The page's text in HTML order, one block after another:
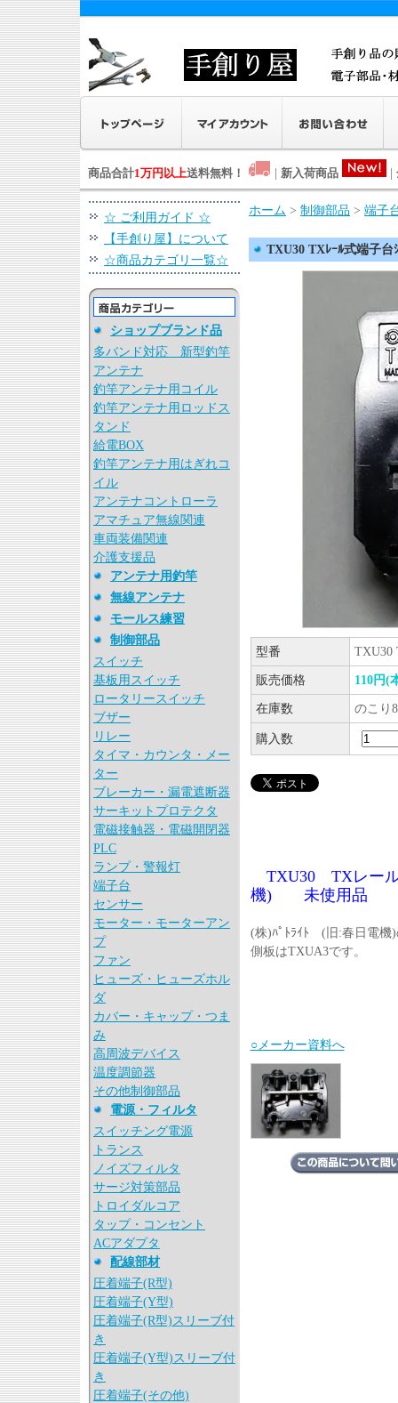
商品合計1万円以上送料無料！ 新入荷商品
☆ ご利用ガイド ☆
【手創り屋】について
☆商品カテゴリ一覧☆
ショップブランド品
多バンド対応 新型釣竿
アンテナ
釣竿アンテナ用コイル
釣竿アンテナ用ロッドス
タンド
給電BOX
釣竿アンテナ用はぎれコ
イル
アンテナコントローラ
アマチュア無線関連
車両装備関連
介護支援品
アンテナ用釣竿
無線アンテナ
モールス練習
制御部品
スイッチ
基板用スイッチ
ロータリースイッチ
ブザー
リレー
タイマ・カウンタ・メー
ター
ブレーカー・漏電遮断器
サーキットプロテクタ
電磁接触器・電磁開閉器
PLC
ランプ・警報灯
端子台
センサー
モーター・モーターアン
プ
ファン
ヒューズ・ヒューズホル
ダ
カバー・キャップ・つま
み
高周波デバイス
温度調節器
その他制御部品
電源・フィルタ
スイッチング電源
トランス
ノイズフィルタ
サージ対策部品
トロイダルコア
タップ・コンセント
ACアダプタ
配線部材
圧着端子(R型)
圧着端子(Y型)
圧着端子(R型)スリーブ付
き
圧着端子(Y型)スリーブ付
き
圧着端子(その他)
ホーム > 制御部品 > 端子
TXU30 TXﾚｰﾙ式端子
型番 TXU30
販売価格 110円(
在庫数 のこり
購入数
TXU30 TXレール
機) 未使用品
(株)ﾊﾟﾄﾗｲﾄ (旧:春日電機)
側板はTXUA3です。
○メーカー資料へ